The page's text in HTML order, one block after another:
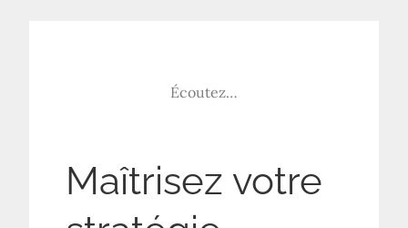
Écoutez…
Maîtrisez votre